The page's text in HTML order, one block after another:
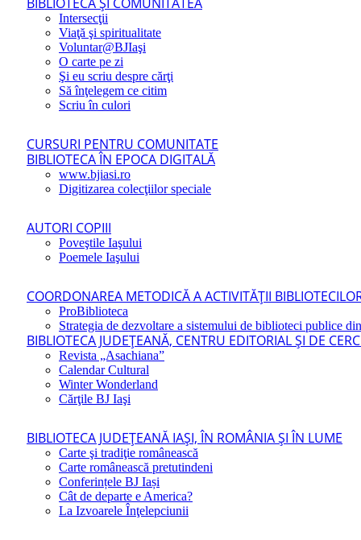
Intersecţii
Viaţă şi spiritualitate
Voluntar@BJIaşi
O carte pe zi
Şi eu scriu despre cărţi
Să înţelegem ce citim
Scriu în culori
CURSURI PENTRU COMUNITATE
BIBLIOTECA ÎN EPOCA DIGITALĂ
www.bjiasi.ro
Digitizarea colecţiilor speciale
AUTORI COPIII
Poveştile Iaşului
Poemele Iaşului
COORDONAREA METODICĂ A ACTIVITĂŢII
ProBiblioteca
Strategia de dezvoltare a sistemului de biblioteci publice
BIBLIOTECA JUDEŢEANĂ, CENTRU EDITORIAL ŞI DE
Revista „Asachiana”
Calendar Cultural
Winter Wonderland
Cărţile BJ Iaşi
BIBLIOTECA JUDEŢEANĂ IAŞI, ÎN ROMÂNIA ŞI ÎN LUME
Carte şi tradiţie românească
Carte românească pretutindeni
Conferințele BJ Iași
Cât de departe e America?
La Izvoarele Înţelepciunii